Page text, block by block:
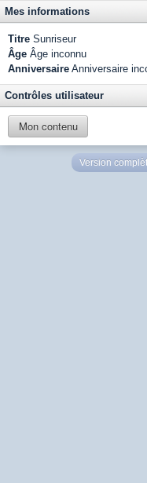
Mes informations
Titre Sunriseur
Âge Âge inconnu
Anniversaire Anniversaire
Contrôles utilisateur
Mon contenu
Version